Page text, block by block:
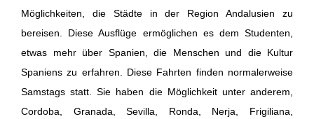
Möglichkeiten, die Städte in der Region Andalusien zu
bereisen. Diese Ausflüge ermöglichen es dem Studenten,
etwas mehr über Spanien, die Menschen und die Kultur
Spaniens zu erfahren.
Diese Fahrten finden normalerweise
Samstags statt. Sie haben die Möglichkeit unter anderem,
Cordoba, Granada, Sevilla, Ronda, Nerja, Frigiliana,